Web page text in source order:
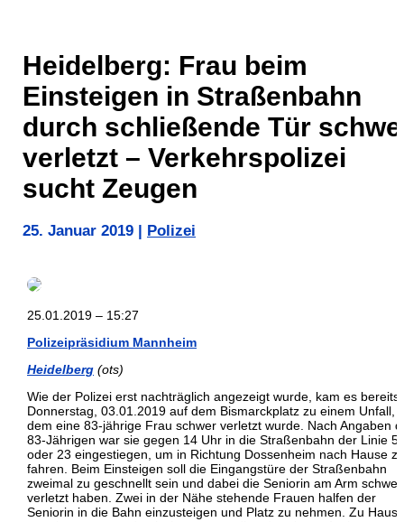
Heidelberg: Frau beim
Einsteigen in Straßenbahn
durch schließende Tür
verletzt – Verkehrspolizei
sucht Zeugen
25. Januar 2019 Polizei
25.01.2019 – 15:27
Polizeipräsidium Mannheim
Heidelberg (ots)
Wie der Polizei erst nachträglich angezeigt wurde, kam es bereits
Donnerstag, 03.01.2019 auf dem Bismarckplatz zu einem Unfall,
dem eine 83-jährige Frau schwer verletzt wurde. Nach Angaben
83-Jährigen war sie gegen 14 Uhr in die Straßenbahn der Linie 5
oder 23 eingestiegen, um in Richtung Dossenheim nach Hause zu
fahren. Beim Einsteigen soll die Eingangstüre der Straßenbahn
zweimal zu geschnellt sein und dabei die Seniorin am Arm schwer
verletzt haben. Zwei in der Nähe stehende Frauen halfen der
Seniorin in die Bahn einzusteigen und Platz zu nehmen. Zu Hause